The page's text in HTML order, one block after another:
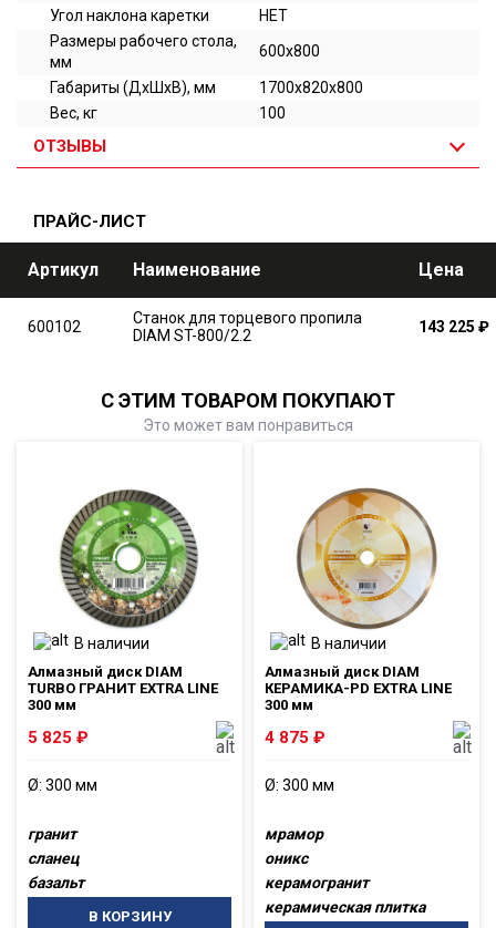
Угол наклона каретки
НЕТ
Размеры рабочего стола,
мм
600x800
Габариты (ДхШхВ), мм
1700x820x800
Вес, кг
100
ОТЗЫВЫ
ПРАЙС-ЛИСТ
Артикул Наименование Цена
600102
Станок для торцевого пропила
DIAM ST-800/2.2
143 225 ₽
С ЭТИМ ТОВАРОМ ПОКУПАЮТ
Это может вам понравиться
В наличии
Алмазный диск DIAM
TURBO ГРАНИТ EXTRA LINE
300 мм
5 825 ₽
Ø: 300 мм
гранит
сланец
базальт
В КОРЗИНУ
В наличии
Алмазный диск DIAM
КЕРАМИКА-PD EXTRA LINE
300 мм
4 875 ₽
Ø: 300 мм
мрамор
оникс
керамогранит
керамическая плитка